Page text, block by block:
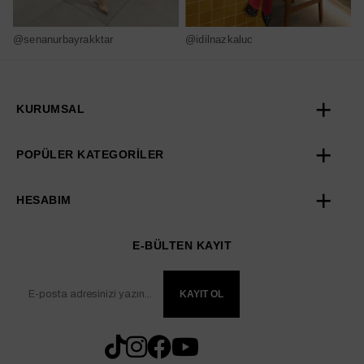
@senanurbayrakktar @idilnazkaluc
KURUMSAL
POPÜLER KATEGORİLER
HESABIM
E-BÜLTEN KAYIT
KAYIT OL